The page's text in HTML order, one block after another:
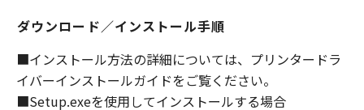
損害の可能性について知らされていた場合でも
同様です。
(3) キヤノン、キヤノンのライセンサー、キヤノ
ンの子会社、キヤノンの関連会社、それらの販
売代理店または販売店のいずれも、「本ソフト
ダウンロード／インストール手順
■インストール方法の詳細については、プリンタードラ
イバーインストールガイドをご覧ください。
■Setup.exeを使用してインストールする場合